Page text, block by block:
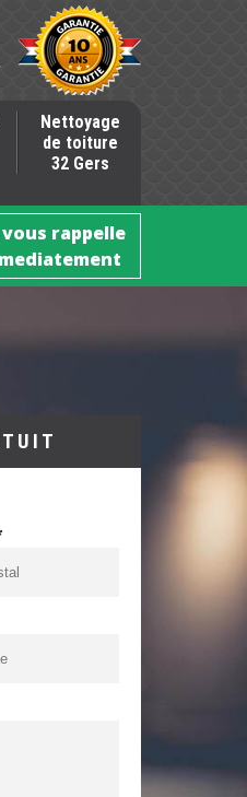
Nettoyage
de toiture
32 Gers
vous rappelle